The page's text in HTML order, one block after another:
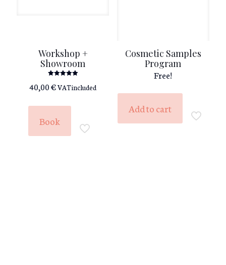
Workshop +
Showroom
5.00
40,00€VAT included
Book
Cosmetic Samples
Program
Free!
Add to cart